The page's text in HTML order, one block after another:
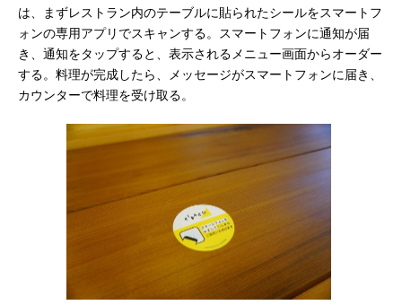
は、まずレストラン内のテーブルに貼られたシールをスマートフ
ォンの専用アプリでスキャンする。スマートフォンに通知が届
き、通知をタップすると、表示されるメニュー画面からオーダー
する。料理が完成したら、メッセージがスマートフォンに届き、
カウンターで料理を受け取る。